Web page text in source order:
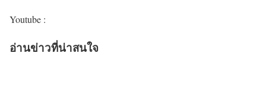
Youtube :
อ่านข่าวที่น่าสนใจ